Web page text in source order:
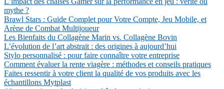
mythe ?
Brawl Stars : Guide Complet pour Votre Compte, Jeu Mobile, et
Arène de Combat Multijoueur
Les Bienfaits du Collagène Marin vs. Collagène Bovin
L’évolution de l’art abstrait : des origines à aujourd’hui
Stylo personnalisé : pour faire connaître votre entreprise
Comment évaluer la rente viagère : méthodes et conseils pratiques
Faites ressentir à votre client la qualité de vos produits avec les
échantillons Mytplast